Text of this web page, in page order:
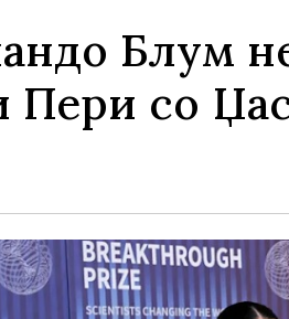
Блум
Пери со